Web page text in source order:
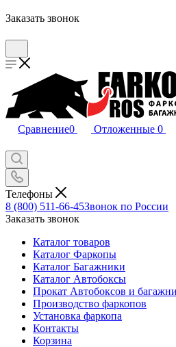
Заказать звонок
Сравнение0 Отложенные 0
Телефоны
8 (800) 511-66-45Звонок по России
Заказать звонок
Каталог товаров
Каталог Фаркопы
Каталог Багажники
Каталог Автобоксы
Прокат Автобоксов и
Производство фаркопов
Установка фаркопа
Контакты
Корзина